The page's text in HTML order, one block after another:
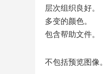
层次组织良好。
多变的颜色。
包含帮助文件。
不包括预览图像。